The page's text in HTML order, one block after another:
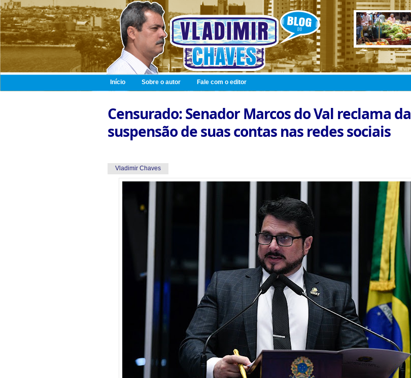
Início Sobre o autor Fale com o editor
Censurado: Senador Marcos do Val reclama da
suspensão de suas contas nas redes sociais
Vladimir Chaves